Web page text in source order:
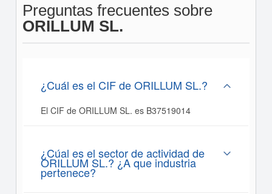
Preguntas frecuentes sobre
ORILLUM SL.
¿Cuál es el CIF de ORILLUM SL.?
El CIF de ORILLUM SL. es B37519014
¿Cúal es el sector de actividad de
ORILLUM SL.? ¿A que industria
pertenece?